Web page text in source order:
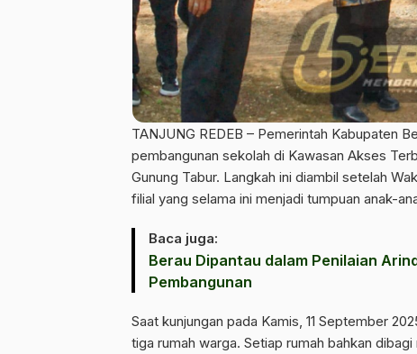
TANJUNG REDEB – Pemerintah Kabupaten
pembangunan sekolah di Kawasan Akses
Gunung Tabur. Langkah ini diambil setelah
filial yang selama ini menjadi tumpuan anak-
Baca juga:
Berau Dipantau dalam Penilaian
Pembangunan
Saat kunjungan pada Kamis, 11 September
tiga rumah warga. Setiap rumah bahkan